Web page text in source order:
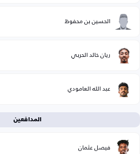
الحسين بن محفوظ
ريان خالد الحربي
عبد الله العامودي
المدافعين
فيصل عثمان